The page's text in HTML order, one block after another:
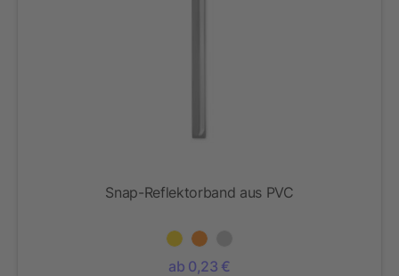
Snap-Reflektorband aus PVC
ab 0,23 €